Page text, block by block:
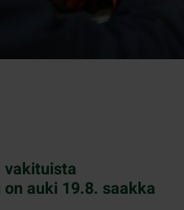
vakituista
auki 19.8. saakka